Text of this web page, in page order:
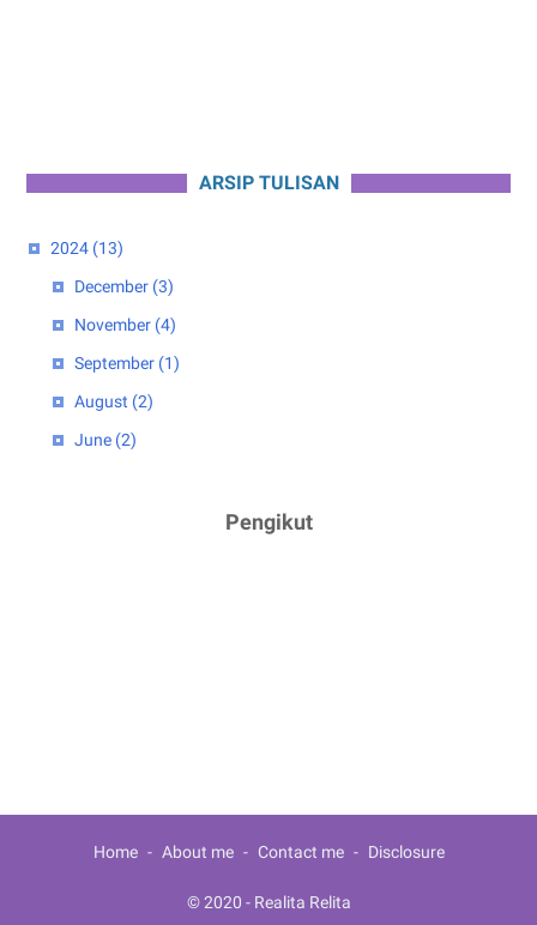
ARSIP TULISAN
2024 (13)
December (3)
November (4)
September (1)
August (2)
June (2)
February
(1)
Pengikut
Home About me Contact me Disclosure
© 2020 - Realita Relita